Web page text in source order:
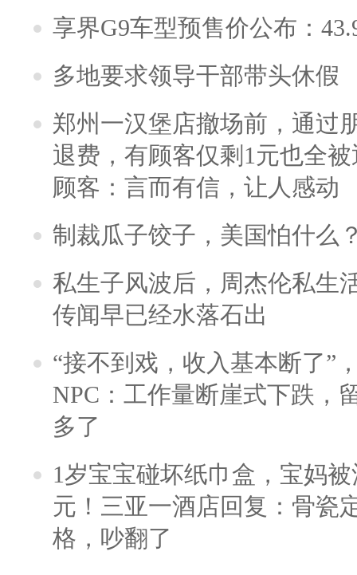
享界G9车型预售价公布：
多地要求领导干部带头休假
郑州一汉堡店撤场前，通过
退费，有顾客仅剩1元也全
顾客：言而有信，让人感动
制裁瓜子饺子，美国怕什么
私生子风波后，周杰伦私生
传闻早已经水落石出
“接不到戏，收入基本断了”
NPC：工作量断崖式下跌，
多了
1岁宝宝碰坏纸巾盒，宝妈
元！三亚一酒店回复：骨瓷
格，吵翻了